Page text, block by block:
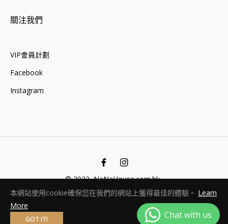
關注我們
VIP會員計劃
Facebook
Instagram
Ins
© 2022, NaNaHouse.com.hk .
本網站使用cookie確保您在我們的網站上獲得最佳的體驗。 Learn
More
GOT IT!